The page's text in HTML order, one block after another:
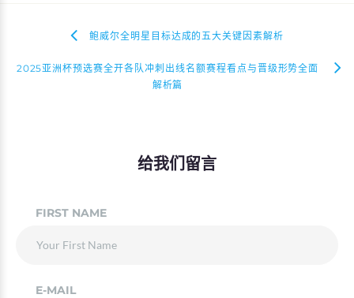
鲍威尔全明星目标达成的五大关键因素解析
2025亚洲杯预选赛全开各队冲刺出线名额赛程看点与晋级形势全面
解析篇
给我们留言
FIRST NAME
E-MAIL